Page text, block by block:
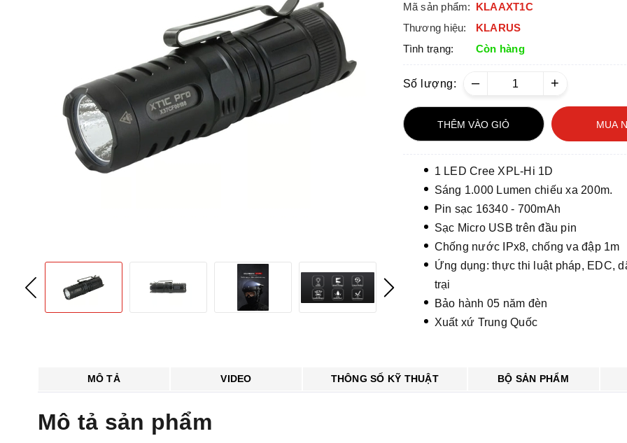
Mã sản phẩm: KLAAXT1C
Thương hiệu:
KLARUS
Tình trạng:
Còn hàng
Số lượng: – +
THÊM VÀO GIỎ MUA
1 LED Cree XPL-Hi 1D
Sáng 1.000 Lumen chiếu xa 200m.
Pin sạc 16340 - 700mAh
Sạc Micro USB trên đầu pin
Chống nước IPx8, chống va đập 1m
Ứng dụng: thực thi luật pháp, EDC,
trại
Bảo hành 05 năm đèn
Xuất xứ Trung Quốc
MÔ TẢ VIDEO THÔNG SỐ KỸ THUẬT BỘ SẢN PHẨM
Mô tả sản phẩm